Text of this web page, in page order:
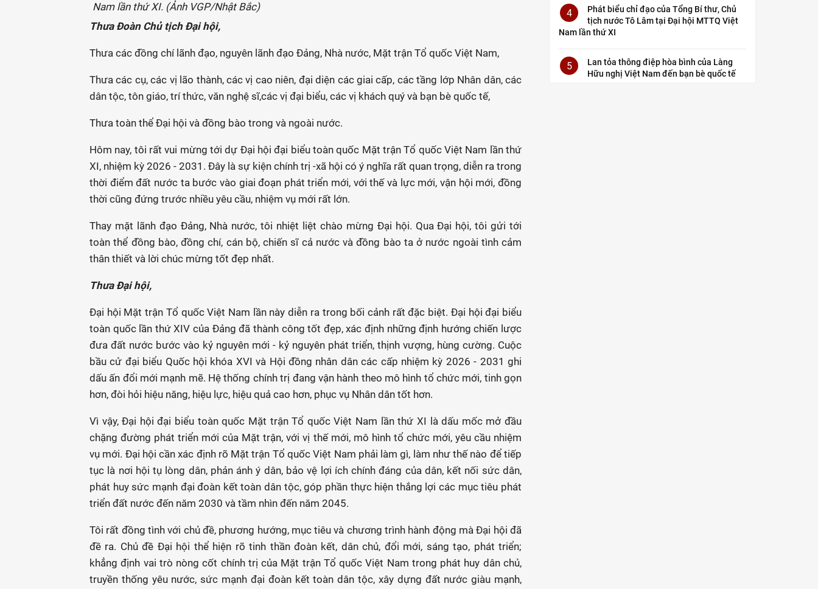
Nam lần thứ XI. (Ảnh VGP/Nhật Bắc)
Thưa Đoàn Chủ tịch Đại hội,
Thưa các đồng chí lãnh đạo, nguyên lãnh đạo Đảng, Nhà nước, Mặt trận Tổ quốc Việt Nam,
Thưa các cụ, các vị lão thành, các vị cao niên, đại diện các giai cấp, các tầng lớp Nhân dân, các
dân tộc, tôn giáo, trí thức, văn nghệ sĩ,các vị đại biểu, các vị khách quý và bạn bè quốc tế,
Thưa toàn thể Đại hội và đồng bào trong và ngoài nước.
Hôm nay, tôi rất vui mừng tới dự Đại hội đại biểu toàn quốc Mặt trận Tổ quốc Việt Nam lần thứ
XI, nhiệm kỳ 2026 - 2031. Đây là sự kiện chính trị -xã hội có ý nghĩa rất quan trọng, diễn ra trong
thời điểm đất nước ta bước vào giai đoạn phát triển mới, với thế và lực mới, vận hội mới, đồng
thời cũng đứng trước nhiều yêu cầu, nhiệm vụ mới rất lớn.
Thay mặt lãnh đạo Đảng, Nhà nước, tôi nhiệt liệt chào mừng Đại hội. Qua Đại hội, tôi gửi tới
toàn thể đồng bào, đồng chí, cán bộ, chiến sĩ cả nước và đồng bào ta ở nước ngoài tình cảm
thân thiết và lời chúc mừng tốt đẹp nhất.
Thưa Đại hội,
Đại hội Mặt trận Tổ quốc Việt Nam lần này diễn ra trong bối cảnh rất đặc biệt. Đại hội đại biểu
toàn quốc lần thứ XIV của Đảng đã thành công tốt đẹp, xác định những định hướng chiến lược
đưa đất nước bước vào kỷ nguyên mới - kỷ nguyên phát triển, thịnh vượng, hùng cường. Cuộc
bầu cử đại biểu Quốc hội khóa XVI và Hội đồng nhân dân các cấp nhiệm kỳ 2026 - 2031 ghi
dấu ấn đổi mới mạnh mẽ. Hệ thống chính trị đang vận hành theo mô hình tổ chức mới, tinh gọn
hơn, đòi hỏi hiệu năng, hiệu lực, hiệu quả cao hơn, phục vụ Nhân dân tốt hơn.
Vì vậy, Đại hội đại biểu toàn quốc Mặt trận Tổ quốc Việt Nam lần thứ XI là dấu mốc mở đầu
chặng đường phát triển mới của Mặt trận, với vị thế mới, mô hình tổ chức mới, yêu cầu nhiệm
vụ mới. Đại hội cần xác định rõ Mặt trận Tổ quốc Việt Nam phải làm gì, làm như thế nào để tiếp
tục là nơi hội tụ lòng dân, phản ánh ý dân, bảo vệ lợi ích chính đáng của dân, kết nối sức dân,
phát huy sức mạnh đại đoàn kết toàn dân tộc, góp phần thực hiện thắng lợi các mục tiêu phát
triển đất nước đến năm 2030 và tầm nhìn đến năm 2045.
Tôi rất đồng tình với chủ đề, phương hướng, mục tiêu và chương trình hành động mà Đại hội đã
đề ra. Chủ đề Đại hội thể hiện rõ tinh thần đoàn kết, dân chủ, đổi mới, sáng tạo, phát triển;
khẳng định vai trò nòng cốt chính trị của Mặt trận Tổ quốc Việt Nam trong phát huy dân chủ,
truyền thống yêu nước, sức mạnh đại đoàn kết toàn dân tộc, xây dựng đất nước giàu mạnh,
4
Phát biểu chỉ đạo của Tổng Bí thư, Chủ
tịch nước Tô Lâm tại Đại hội MTTQ Việt
Nam lần thứ XI
5
Lan tỏa thông điệp hòa bình của Làng
Hữu nghị Việt Nam đến bạn bè quốc tế